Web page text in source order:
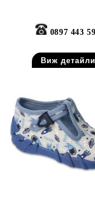
0897 443
Виж детайли